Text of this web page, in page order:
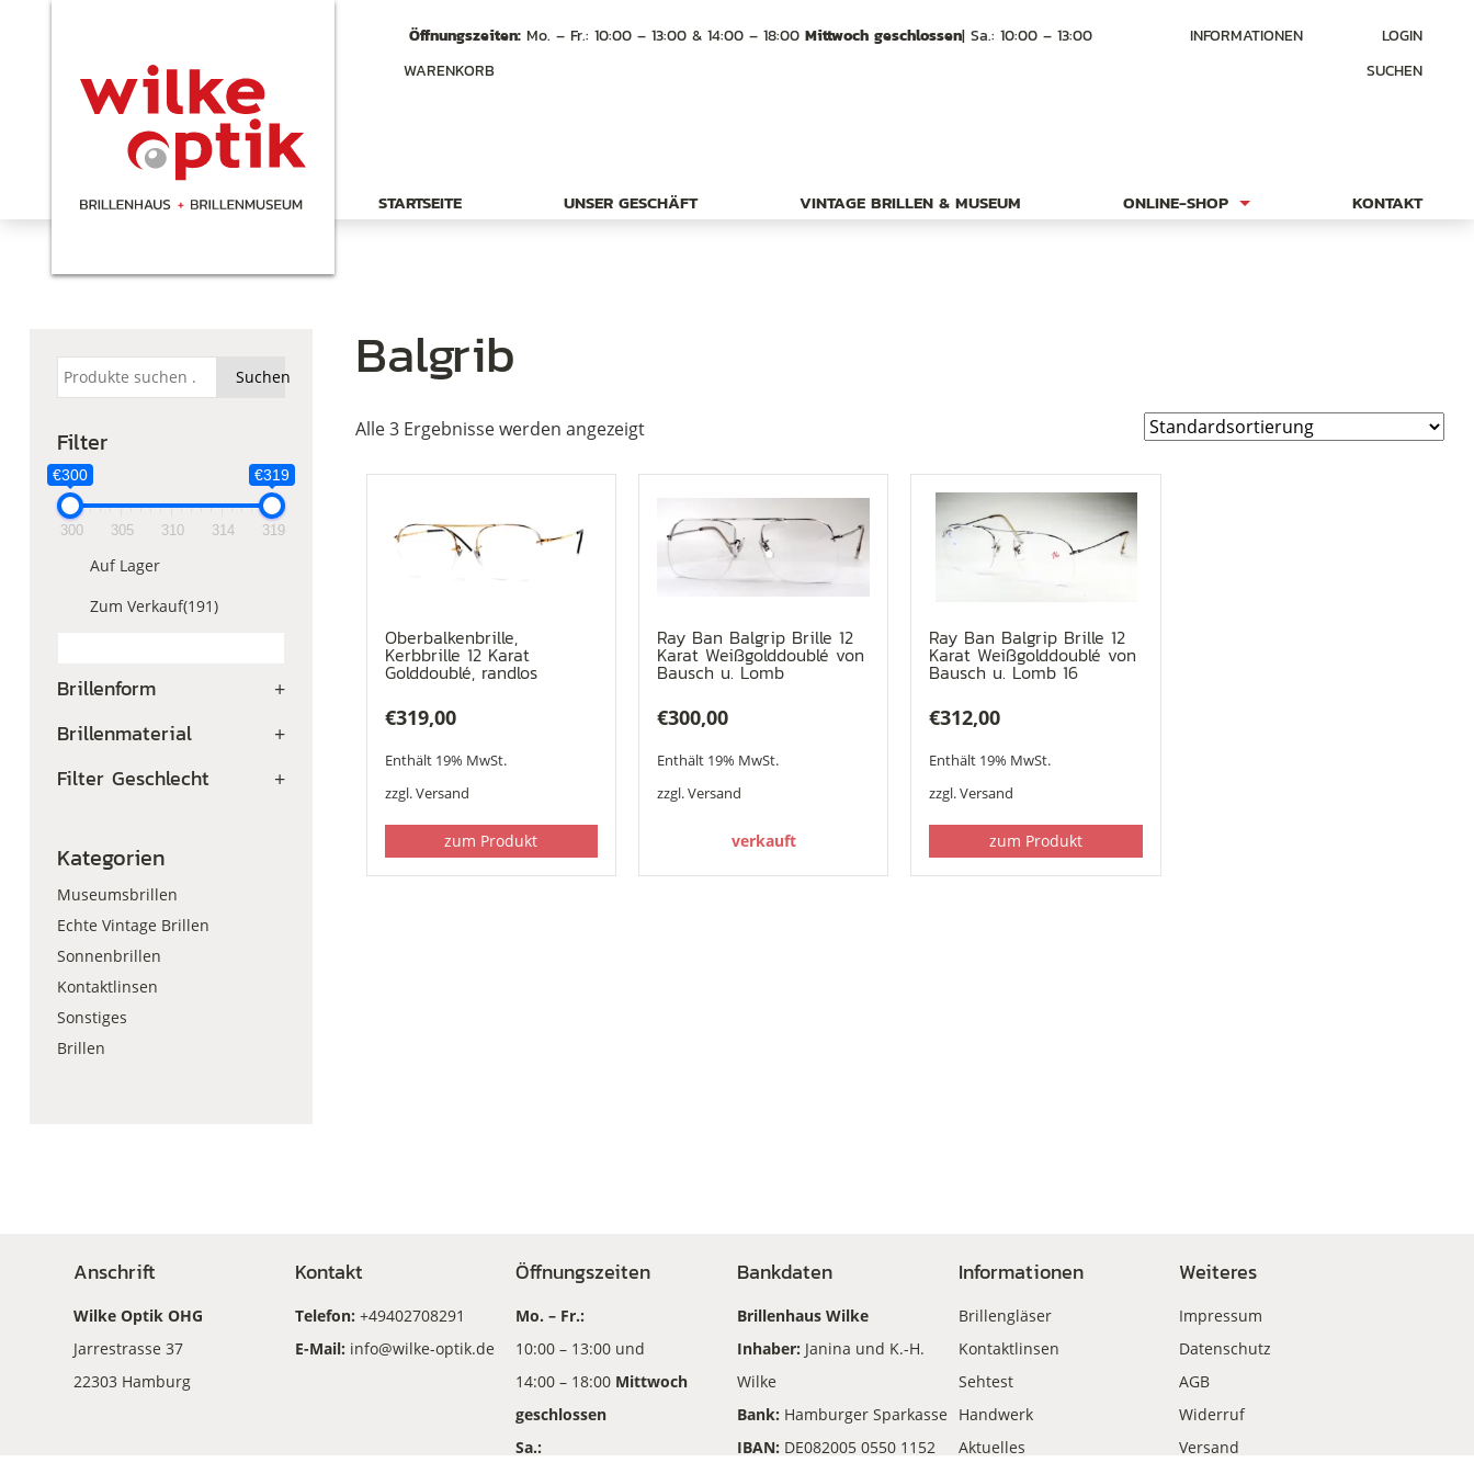
Öffnungszeiten:Mo. – Fr.: 10:00 – 13:00 & 14:00 – 18:00 Mittwoch geschlossen| Sa.: 10:00 – 13:00 INFORMATIONEN
LOGIN
WARENKORB
SUCHEN
STARTSEITE UNSER GESCHÄFT VINTAGE BRILLEN & MUSEUM ONLINE-SHOP KONTAKT
Balgrib
Alle 3 Ergebnisse werden angezeigt
Oberbalkenbrille,
Kerbbrille 12 Karat
Golddoublé, randlos
€319,00
Enthält 19% MwSt.
zzgl.Versand
zum Produkt
Ray Ban Balgrip Brille 12
Karat Weißgolddoublé von
Bausch u. Lomb
€300,00
Enthält 19% MwSt.
zzgl.Versand
verkauft
Ray Ban Balgrip Brille 12
Karat Weißgolddoublé von
Bausch u. Lomb 16
€312,00
Enthält 19% MwSt.
zzgl.Versand
zum Produkt
Suchen
nach:
Suchen
Filter
€300 €319
300 305 310 314 319
Auf Lager
Zum Verkauf(191)
Brillenform +
Brillenmaterial +
Filter Geschlecht +
Kategorien
Museumsbrillen
Echte Vintage Brillen
Sonnenbrillen
Kontaktlinsen
Sonstiges
Brillen
Anschrift
Wilke Optik OHG
Jarrestrasse 37
22303 Hamburg
Kontakt
Telefon: +49402708291
E-Mail: info@wilke-optik.de
Öffnungszeiten
Mo. – Fr.:
10:00 – 13:00 und
14:00 – 18:00 Mittwoch
geschlossen
Sa.:
Bankdaten
Brillenhaus Wilke
Inhaber: Janina und K.-H.
Wilke
Bank: Hamburger Sparkasse
IBAN: DE082005 0550 1152
Informationen
Brillengläser
Kontaktlinsen
Sehtest
Handwerk
Aktuelles
Weiteres
Impressum
Datenschutz
AGB
Widerruf
Versand